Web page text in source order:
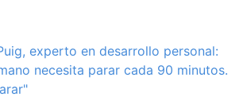
experto en desarrollo personal:
necesita parar cada 90 minutos.